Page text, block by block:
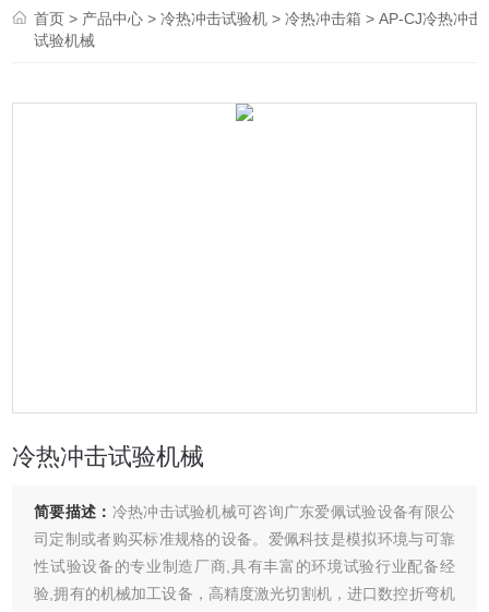
首页 > 产品中心 >冷热冲击试验机 >冷热冲击箱 > AP-CJ冷热冲击
试验机械
冷热冲击试验机械
简要描述： 冷热冲击试验机械可咨询广东爱佩试验设备有限公
司定制或者购买标准规格的设备。爱佩科技是模拟环境与可靠
性试验设备的专业制造厂商,具有丰富的环境试验行业配备经
验,拥有的机械加工设备，高精度激光切割机，进口数控折弯机